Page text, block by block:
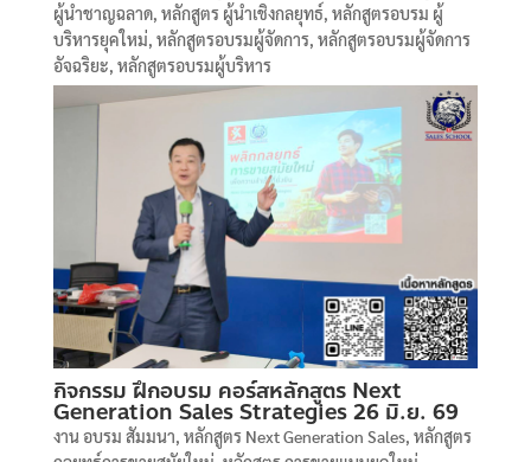
ผู้นำชาญฉลาด, หลักสูตร ผู้นำเชิงกลยุทธ์, หลักสูตรอบรม ผู้
บริหารยุคใหม่, หลักสูตรอบรมผู้จัดการ, หลักสูตรอบรมผู้จัดการ
อัจฉริยะ, หลักสูตรอบรมผู้บริหาร
กิจกรรม ฝึกอบรม คอร์สหลักสูตร Next
Generation Sales Strategies 26 มิ.ย. 69
งาน อบรม สัมมนา, หลักสูตร Next Generation Sales, หลักสูตร